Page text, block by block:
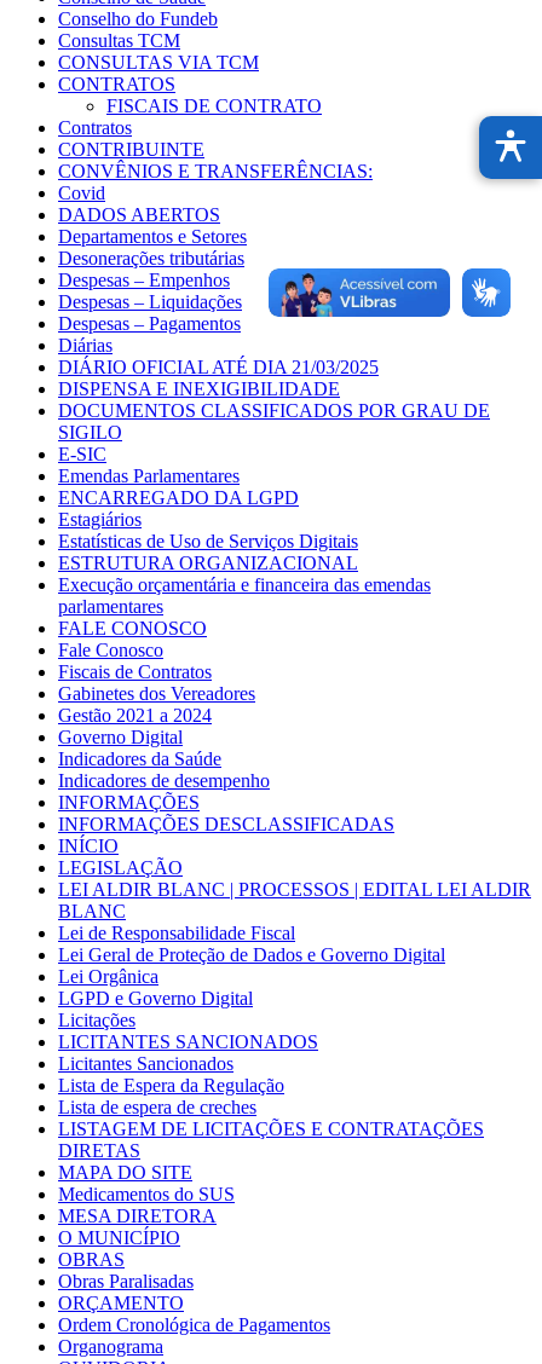
Conselho do Fundeb
Consultas TCM
CONSULTAS VIA TCM
CONTRATOS
FISCAIS DE CONTRATO
Contratos
CONTRIBUINTE
CONVÊNIOS E TRANSFERÊNCIAS:
Covid
DADOS ABERTOS
Departamentos e Setores
Desonerações tributárias
Despesas – Empenhos
Despesas – Liquidações
Despesas – Pagamentos
Diárias
DIÁRIO OFICIAL ATÉ DIA 21/03/2025
DISPENSA E INEXIGIBILIDADE
DOCUMENTOS CLASSIFICADOS POR GRAU DE
SIGILO
E-SIC
Emendas Parlamentares
ENCARREGADO DA LGPD
Estagiários
Estatísticas de Uso de Serviços Digitais
ESTRUTURA ORGANIZACIONAL
Execução orçamentária e financeira das emendas
parlamentares
FALE CONOSCO
Fale Conosco
Fiscais de Contratos
Gabinetes dos Vereadores
Gestão 2021 a 2024
Governo Digital
Indicadores da Saúde
Indicadores de desempenho
INFORMAÇÕES
INFORMAÇÕES DESCLASSIFICADAS
INÍCIO
LEGISLAÇÃO
LEI ALDIR BLANC | PROCESSOS | EDITAL LEI ALDIR
BLANC
Lei de Responsabilidade Fiscal
Lei Geral de Proteção de Dados e Governo Digital
Lei Orgânica
LGPD e Governo Digital
Licitações
LICITANTES SANCIONADOS
Licitantes Sancionados
Lista de Espera da Regulação
Lista de espera de creches
LISTAGEM DE LICITAÇÕES E CONTRATAÇÕES
DIRETAS
MAPA DO SITE
Medicamentos do SUS
MESA DIRETORA
O MUNICÍPIO
OBRAS
Obras Paralisadas
ORÇAMENTO
Ordem Cronológica de Pagamentos
Organograma